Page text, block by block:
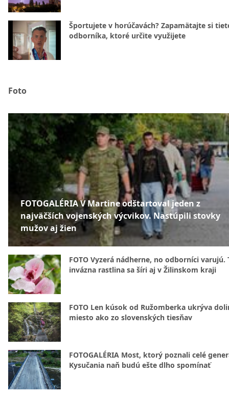
Športujete v horúčavách? Zapamätajte si
odborníka, ktoré určite využijete
Foto
FOTOGALÉRIA V Martine odštartoval jeden z
najväčších vojenských výcvikov. Nastúpili stovky
mužov aj žien
FOTO Vyzerá nádherne, no odborníci varujú.
invázna rastlina sa šíri aj v Žilinskom kraji
FOTO Len kúsok od Ružomberka ukrýva
miesto ako zo slovenských tiesňav
FOTOGALÉRIA Most, ktorý poznali celé
Kysučania naň budú ešte dlho spomínať